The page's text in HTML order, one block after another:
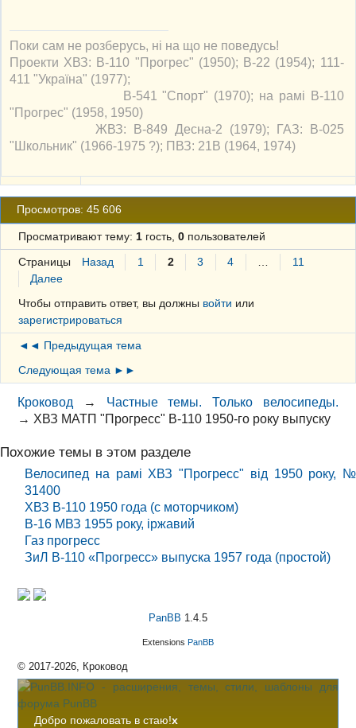
Поки сам не розберусь, ні на що не поведусь!
Проекти ХВЗ: В-110 "Прогрес" (1950); В-22 (1954); 111-
411 "Україна" (1977);
В-541 "Спорт" (1970); на рамі В-110
"Прогрес" (1958, 1950)
ЖВЗ: В-849 Десна-2 (1979); ГАЗ: В-025
"Школьник" (1966-1975 ?); ПВЗ: 21В (1964, 1974)
Просмотров: 45 606
Просматривают тему: 1гость, 0пользователей
Страницы Назад 1 2 3 4
11
Далее
Чтобы отправить ответ, вы должны войти или
зарегистрироваться
◄◄ Предыдущая тема
Следующая тема ►►
Кроковод → Частные темы. Только велосипеды.
→ ХВЗ МАТП "Прогресс" В-110 1950-го року выпуску
Похожие темы в этом разделе
Велосипед на рамі ХВЗ "Прогресс" від 1950 року, №
31400
ХВЗ В-110 1950 года (с моторчиком)
В-16 МВЗ 1955 року, іржавий
Газ прогресс
ЗиЛ В-110 «Прогресс» выпуска 1957 года (простой)
PanBB 1.4.5
Extensions PanBB
© 2017-2026, Кроковод
Добро пожаловать в стаю!x